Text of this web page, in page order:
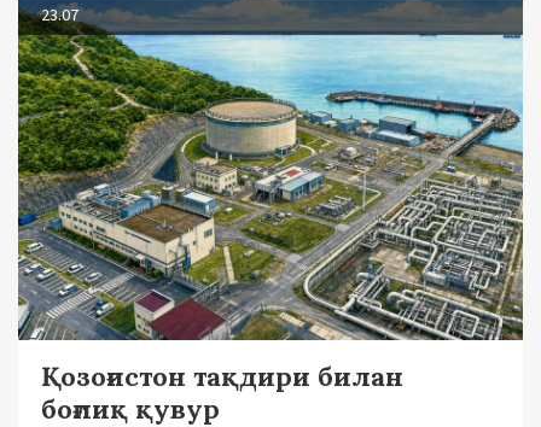
23.07
Қозоғистон тақдири билан
боғлиқ қувур